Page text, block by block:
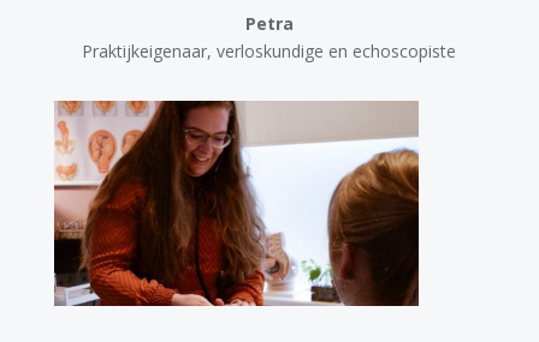
Petra
Praktijkeigenaar, verloskundige en echoscopiste